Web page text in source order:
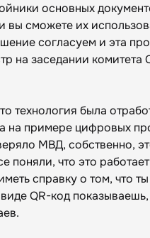
основных
вы сможете их
согласуем и эта
на заседании
технология была
на примере цифровых
МВД, собственно,
поняли, что это
справку о том, что
QR-код